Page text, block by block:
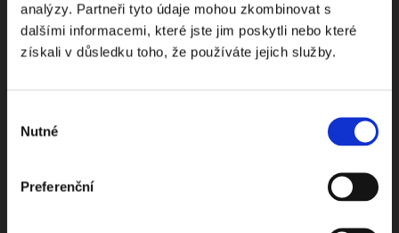
analýzy. Partneři tyto údaje mohou zkombinovat s
dalšími informacemi, které jste jim poskytli nebo které
získali v důsledku toho, že používáte jejich služby.
souhlasu
Nutné
Preferenční
Odebírejte Beck-online
Dostávejte od nás pravidelný měsíční souhrn